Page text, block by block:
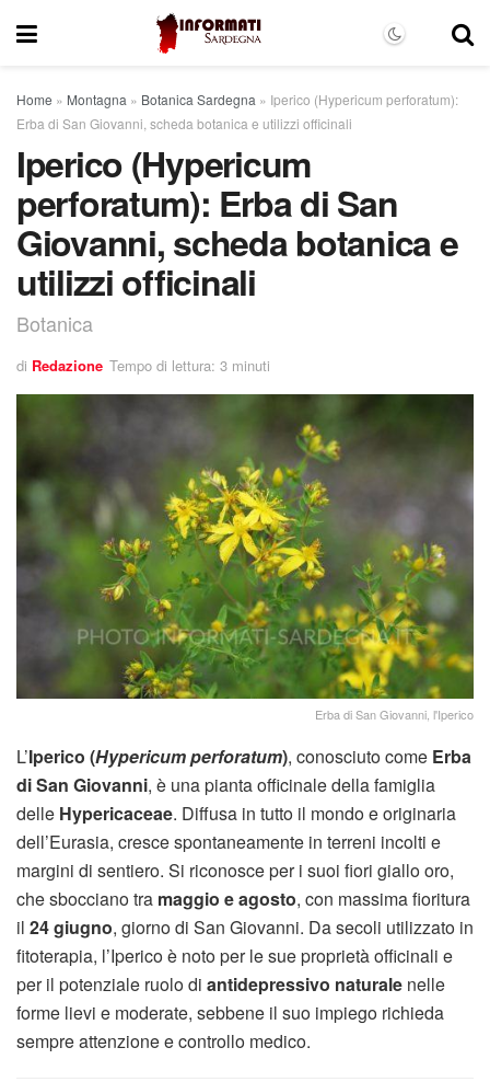
Home » Montagna » Botanica Sardegna » Iperico (Hypericum perforatum):
Erba di San Giovanni, scheda botanica e utilizzi officinali
Iperico (Hypericum
perforatum): Erba di San
Giovanni, scheda botanica e
utilizzi officinali
Botanica
di Redazione Tempo di lettura: 3 minuti
Erba di San Giovanni, l'Iperico
L’Iperico (Hypericum perforatum), conosciuto come Erba
di San Giovanni, è una pianta officinale della famiglia
delle Hypericaceae. Diffusa in tutto il mondo e originaria
dell’Eurasia, cresce spontaneamente in terreni incolti e
margini di sentiero. Si riconosce per i suoi fiori giallo oro,
che sbocciano tra maggio e agosto, con massima fioritura
il 24 giugno, giorno di San Giovanni. Da secoli utilizzato in
fitoterapia, l’Iperico è noto per le sue proprietà officinali e
per il potenziale ruolo di antidepressivo naturale nelle
forme lievi e moderate, sebbene il suo impiego richieda
sempre attenzione e controllo medico.